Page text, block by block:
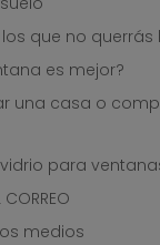
que no querrás
es mejor?
una casa o
para
medios